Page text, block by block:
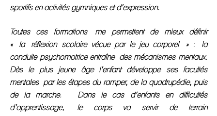
sportifs en activités gymniques et d’expression.
Toutes ces formations me permettent de mieux définir
« la réflexion scolaire vécue par le jeu corporel » : la
conduite psychomotrice entraîne des mécanismes mentaux.
Dès le plus jeune âge l’enfant développe ses facultés
mentales par les étapes du ramper, de la quadrupédie, puis
de la marche. Dans le cas d’enfants en difficultés
d’apprentissage, le corps va servir de terrain